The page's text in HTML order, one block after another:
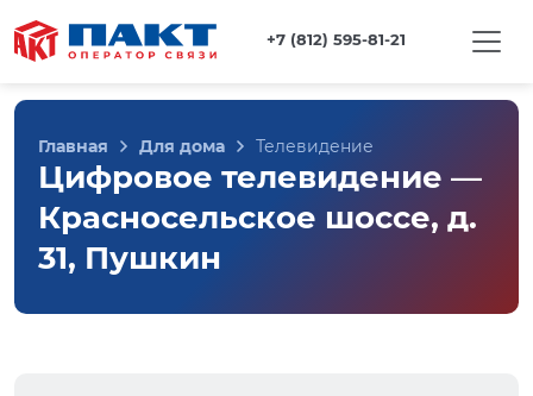
+7 (812) 595-81-21
Главная Для дома Телевидение
Цифровое телевидение —
Красносельское шоссе, д.
31, Пушкин